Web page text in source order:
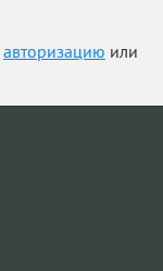
авторизацию или